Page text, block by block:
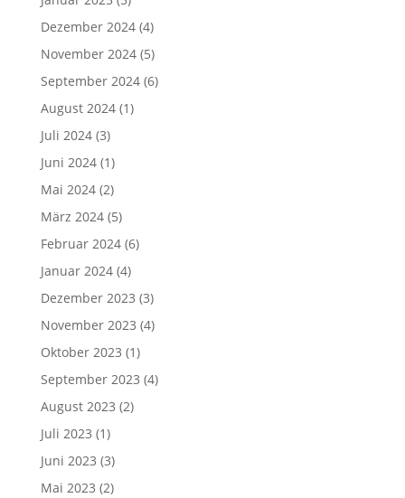
Dezember 2024(4)
November 2024(5)
September 2024(6)
August 2024(1)
Juli 2024(3)
Juni 2024(1)
Mai 2024(2)
März 2024(5)
Februar 2024(6)
Januar 2024(4)
Dezember 2023 (3)
November 2023 (4)
Oktober 2023 (1)
September 2023 (4)
August 2023 (2)
Juli 2023 (1)
Juni 2023 (3)
Mai 2023 (2)